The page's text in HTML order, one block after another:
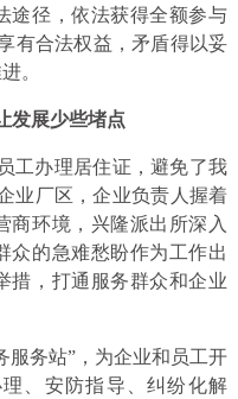
途径，依法获得全额参与
有合法权益，矛盾得以妥
。
发展少些堵点
工办理居住证，避免了我
业厂区，企业负责人握着
商环境，兴隆派出所深入
众的急难愁盼作为工作出
措，打通服务群众和企业
服务站”，为企业和员工开
、安防指导、纠纷化解